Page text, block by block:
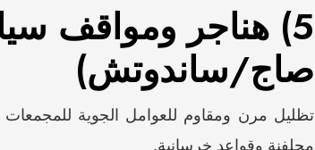
5) هناجر ومواقف
صاج/ساندوتش)
تظليل مرن ومقاوم للعوامل الجوية
مجلفنة وقواعد خرسانية.